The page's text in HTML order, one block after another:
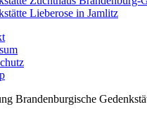
Lieberose in Jamlitz
Brandenburgische